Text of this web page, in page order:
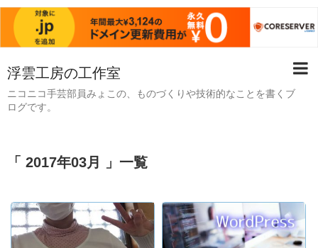
浮雲工房の工作室
ニコニコ手芸部員みょこの、ものづくりや技術的なことを書くブ
ログです。
「 2017年03月 」一覧